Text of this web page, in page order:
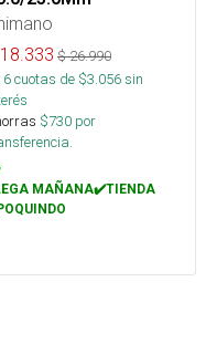
18.333 $26.990
6cuotas de $3.056sin
$730 por
MAÑANA✔️TIENDA